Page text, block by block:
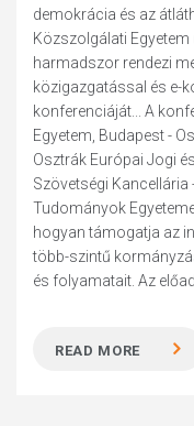
demokrácia és az
Közszolgálati
harmadszor rendezi
közigazgatással és e-
konferenciáját... A
Egyetem, Budapest -
Osztrák Európai Jogi
Szövetségi
Tudományok
hogyan támogatja az
több-szintű
és folyamatait. Az
READ MORE